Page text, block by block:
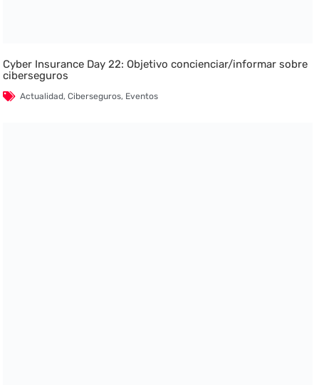
Cyber Insurance Day 22: Objetivo concienciar/informar sobre
ciberseguros
Actualidad,Ciberseguros, Eventos